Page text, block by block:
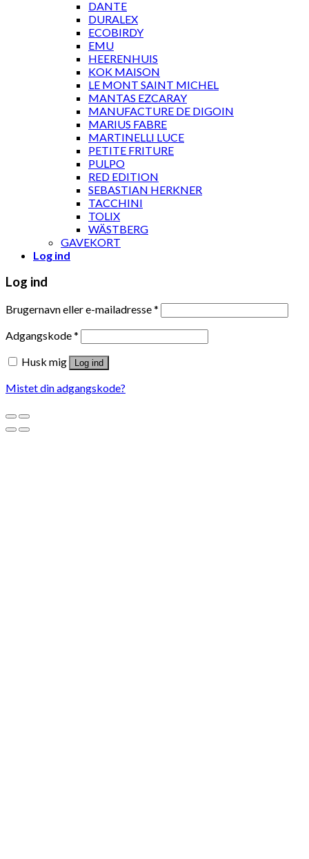
DANTE
DURALEX
ECOBIRDY
EMU
HEERENHUIS
KOK MAISON
LE MONT SAINT MICHEL
MANTAS EZCARAY
MANUFACTURE DE DIGOIN
MARIUS FABRE
MARTINELLI LUCE
PETITE FRITURE
PULPO
RED EDITION
SEBASTIAN HERKNER
TACCHINI
TOLIX
WÄSTBERG
GAVEKORT
Log ind
Log ind
Brugernavn eller e-mailadresse*
Adgangskode*
Husk mig
Log ind
Mistet din adgangskode?